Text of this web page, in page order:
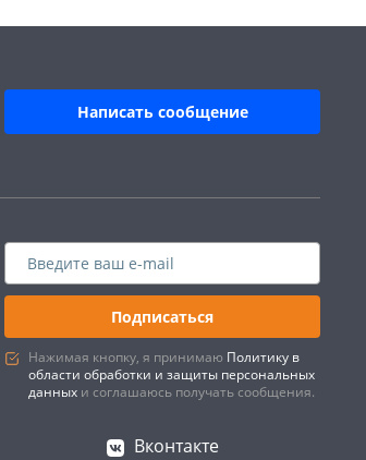
Написать сообщение
Подписаться
Нажимая кнопку, я принимаю Политику в
области обработки и защиты персональных
данных и соглашаюсь получать сообщения.
Вконтакте